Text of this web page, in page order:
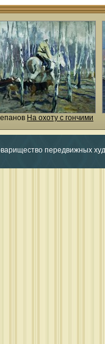
На охоту с гончими
передвижных